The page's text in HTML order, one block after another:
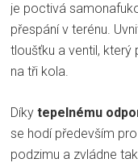
je poctivá
přespání v terénu.
tloušťku a ventil, který
na tři kola.
Díky tepelnému
se hodí především
podzimu a zvládne